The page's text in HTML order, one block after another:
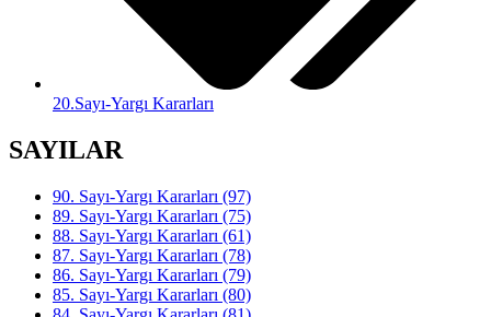
20.Sayı-Yargı Kararları
SAYILAR
90. Sayı-Yargı Kararları (97)
89. Sayı-Yargı Kararları (75)
88. Sayı-Yargı Kararları (61)
87. Sayı-Yargı Kararları (78)
86. Sayı-Yargı Kararları (79)
85. Sayı-Yargı Kararları (80)